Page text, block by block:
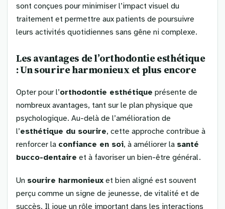
sont conçues pour minimiser l’impact visuel du
traitement et permettre aux patients de poursuivre
leurs activités quotidiennes sans gêne ni complexe.
Les avantages de l’orthodontie esthétique
: Un sourire harmonieux et plus encore
Opter pour l’orthodontie esthétique présente de
nombreux avantages, tant sur le plan physique que
psychologique. Au-delà de l’amélioration de
l’esthétique du sourire, cette approche contribue à
renforcer la confiance en soi, à améliorer la santé
bucco-dentaire et à favoriser un bien-être général.
Un sourire harmonieux et bien aligné est souvent
perçu comme un signe de jeunesse, de vitalité et de
succès. Il joue un rôle important dans les interactions